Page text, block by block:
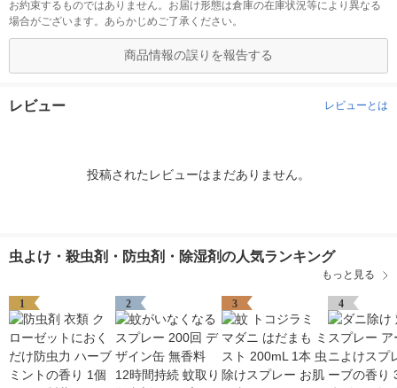
お約束するものではありません。お届け形態は倉庫の在庫状況等により異なる
場合がございます。あらかじめご了承ください。
商品情報の誤りを報告する
レビュー レビューとは
投稿されたレビューはまだありません。
虫よけ・殺虫剤・防虫剤・除湿剤の人気ランキング
もっと見る
1 2 3 4